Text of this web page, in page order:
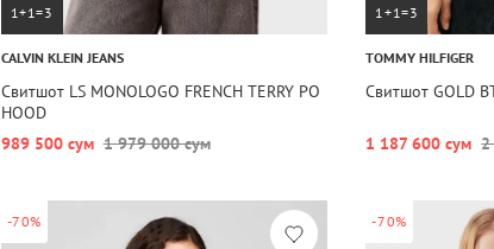
1+1=3
CALVIN KLEIN JEANS
Свитшот LS MONOLOGO FRENCH TERRY PO
HOOD
989 500 сум 1 979 000 сум
1+1=3
TOMMY HILFIGER
Свитшот GOLD
1 187 600 сум 2
-70% -70%